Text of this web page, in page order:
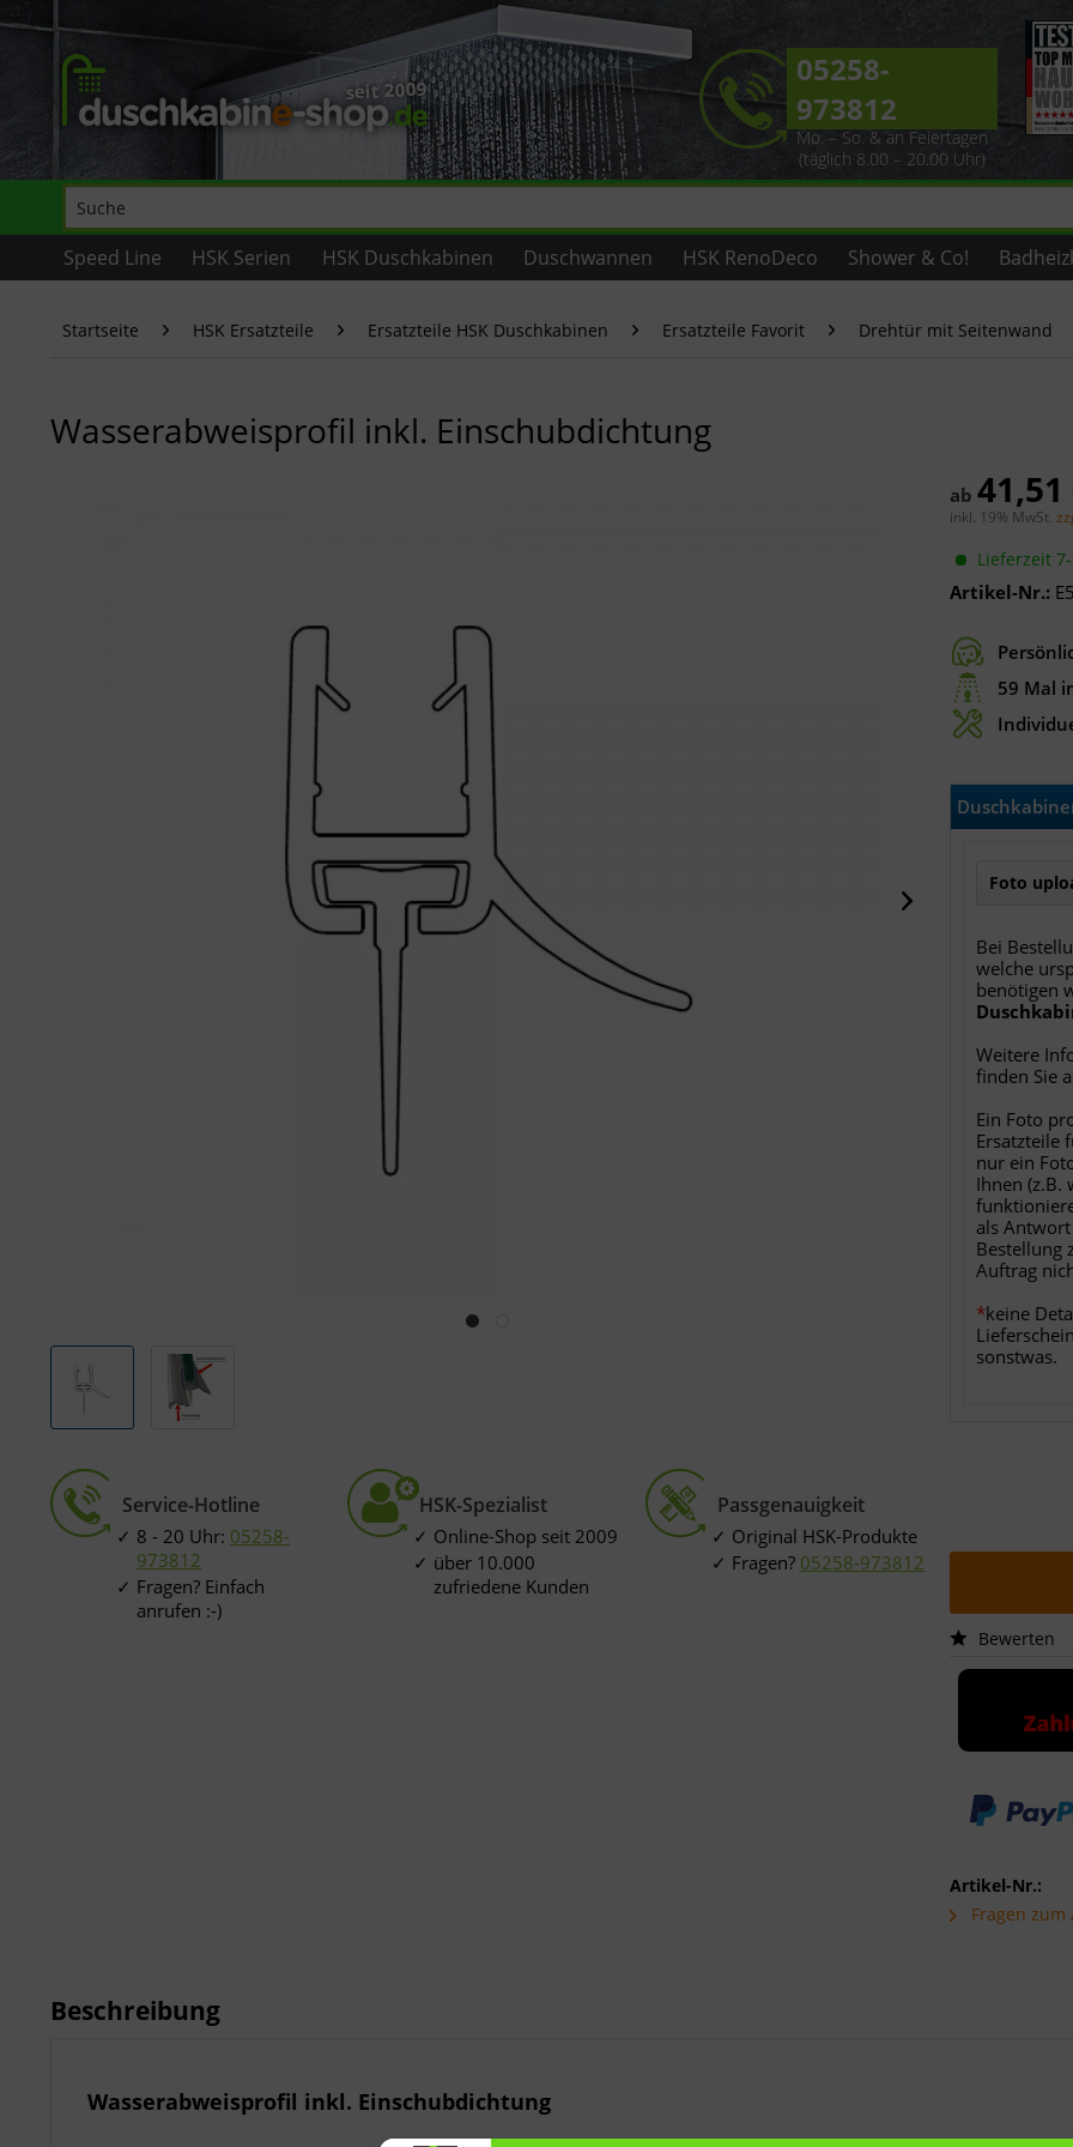
05258-
973812
Mo. – So. & an Feiertagen
(täglich 8.00 – 20.00 Uhr)
Speed Line HSK Serien HSK Duschkabinen Duschwannen HSK RenoDeco Shower & Co!
Startseite HSK Ersatzteile Ersatzteile HSK Duschkabinen Ersatzteile Favorit Drehtür mit Seitenwand
Wasserabweisprofil inkl. Einschubdichtung
Service-Hotline
8 - 20 Uhr: 05258-
973812
Fragen? Einfach
anrufen :-)
HSK-Spezialist
Online-Shop seit 2009
über 10.000
zufriedene Kunden
Passgenauigkeit
Original HSK-Produkte
Fragen? 05258-973812
ab 41,51
inkl. 19% MwSt.
Lieferzeit
Artikel-Nr.:
59 Mal
Foto
Bei
welche
benötigen
Weitere
finden Sie
Ein Foto
Ersatzteile
nur ein
Ihnen (z.B.
als
Bestellung
Auftrag
*keine
sonstwas.
Bewerten
Artikel-Nr.:
Fragen zum
Beschreibung
Wasserabweisprofil inkl. Einschubdichtung